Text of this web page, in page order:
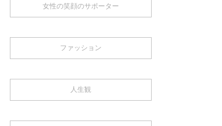
女性の笑顔のサポーター
ファッション
人生観